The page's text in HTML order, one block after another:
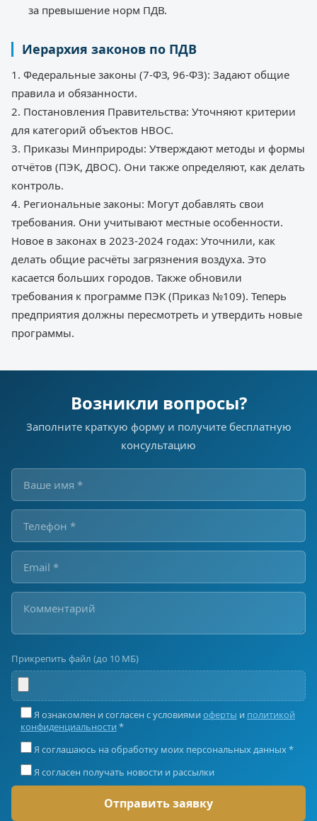
за превышение норм ПДВ.
Иерархия законов по ПДВ
1. Федеральные законы (7-ФЗ, 96-ФЗ): Задают общие
правила и обязанности.
2. Постановления Правительства: Уточняют критерии
для категорий объектов НВОС.
3. Приказы Минприроды: Утверждают методы и формы
отчётов (ПЭК, ДВОС). Они также определяют, как делать
контроль.
4. Региональные законы: Могут добавлять свои
требования. Они учитывают местные особенности.
Новое в законах в 2023-2024 годах: Уточнили, как
делать общие расчёты загрязнения воздуха. Это
касается больших городов. Также обновили
требования к программе ПЭК (Приказ №109). Теперь
предприятия должны пересмотреть и утвердить новые
программы.
Возникли вопросы?
Заполните краткую форму и получите бесплатную
консультацию
Прикрепить файл (до 10 МБ)
Я ознакомлен и согласен с условиями оферты и политикой
конфиденциальности *
Я соглашаюсь на обработку моих персональных данных *
Я согласен получать новости и рассылки